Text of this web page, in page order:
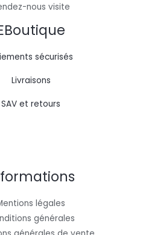
nous visite
sécurisés
Livraisons
SAV et retours
légales
générales